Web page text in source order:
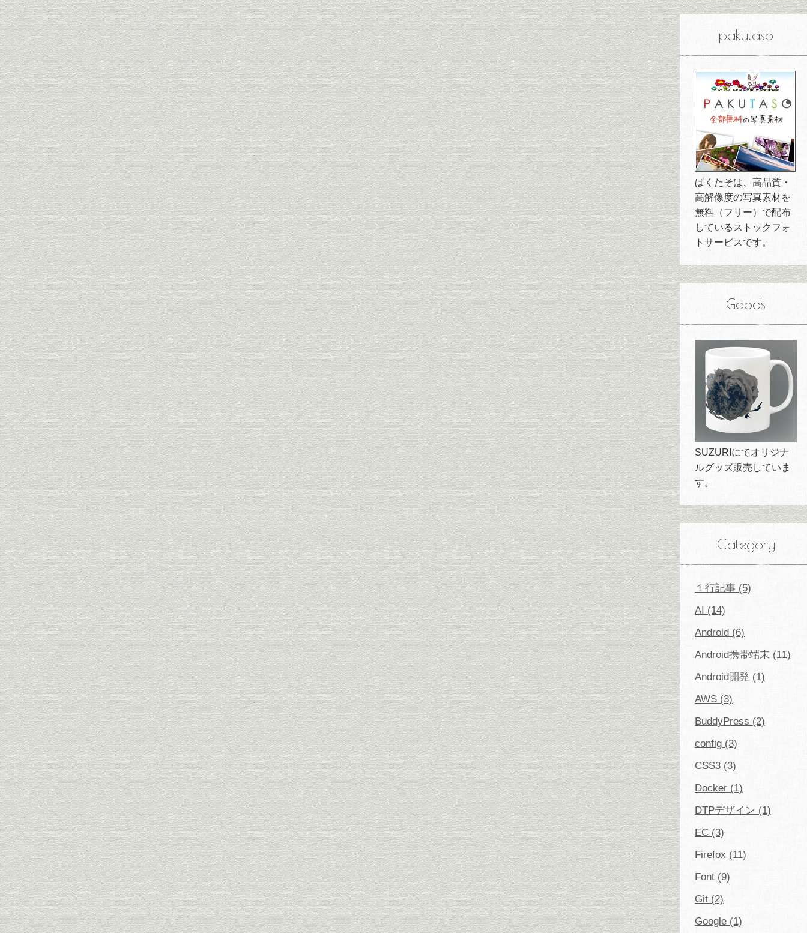
pakutaso
ぱくたそは、高品質・
高解像度の写真素材を
無料（フリー）で配布
しているストックフォ
トサービスです。
Goods
SUZURIにてオリジナ
ルグッズ販売していま
す。
Category
１行記事 (5)
AI (14)
Android (6)
Android携帯端末 (11)
Android開発 (1)
AWS (3)
BuddyPress (2)
config (3)
CSS3 (3)
Docker (1)
DTPデザイン (1)
EC (3)
Firefox (11)
Font (9)
Git (2)
Google (1)